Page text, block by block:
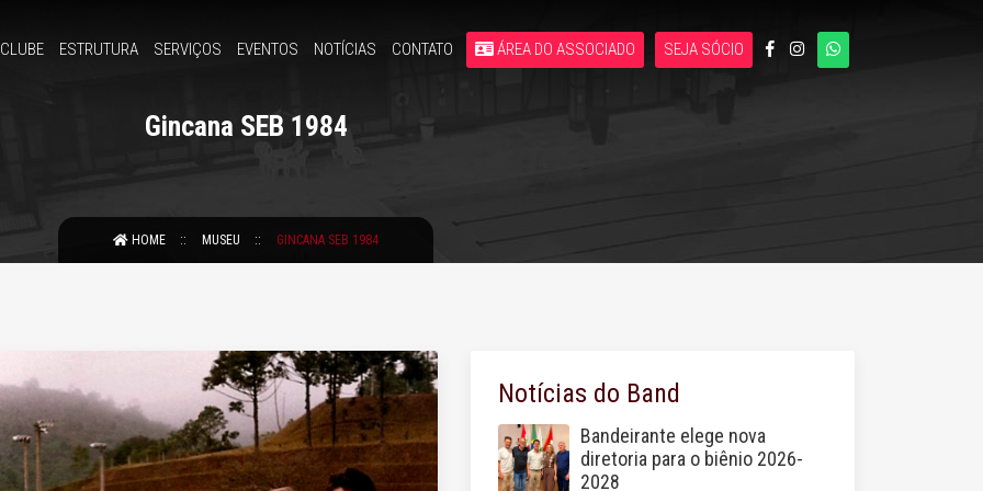
ESTRUTURA SERVIÇOS EVENTOS NOTÍCIAS CONTATO ÁREA DO ASSOCIADO SEJA SÓCIO
Gincana SEB 1984
HOME MUSEU GINCANA SEB 1984
Notícias do Band
Bandeirante elege nova
diretoria para o biênio 2026-
2028